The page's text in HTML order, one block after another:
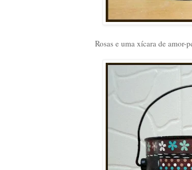
Rosas e uma xícara de amor-